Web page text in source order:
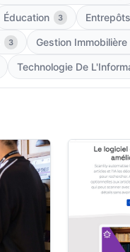
Éducation 3 Entrepôts
3 Gestion Immobilière
Technologie De